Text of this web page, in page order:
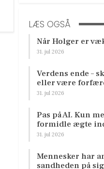
LÆS OGSÅ
Når Holger er
31. jul 2026
Verdens ende –
eller være
31. jul 2026
Pas på AI. Kun
formidle ægte
31. jul 2026
Mennesker har
sandheden på sig